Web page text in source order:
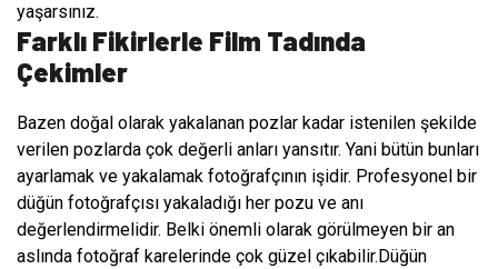
yaşarsınız.
Farklı Fikirlerle Film Tadında
Çekimler
Bazen doğal olarak yakalanan pozlar kadar istenilen şekilde
verilen pozlarda çok değerli anları yansıtır. Yani bütün bunları
ayarlamak ve yakalamak fotoğrafçının işidir. Profesyonel bir
düğün fotoğrafçısı yakaladığı her pozu ve anı
değerlendirmelidir. Belki önemli olarak görülmeyen bir an
aslında fotoğraf karelerinde çok güzel çıkabilir.Düğün